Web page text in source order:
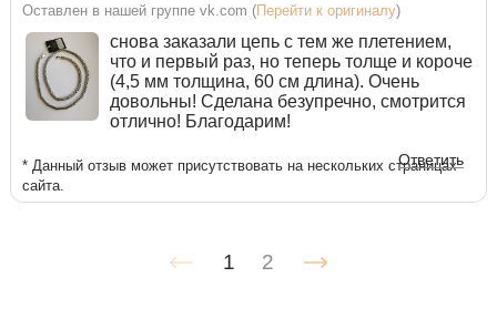
Оставлен в нашей группе vk.com (Перейти к оригиналу)
снова заказали цепь с тем же плетением,
что и первый раз, но теперь толще и короче
(4,5 мм толщина, 60 см длина). Очень
довольны! Сделана безупречно, смотрится
отлично! Благодарим!
Ответить
* Данный отзыв может присутствовать на нескольких страницах
сайта.
1 2